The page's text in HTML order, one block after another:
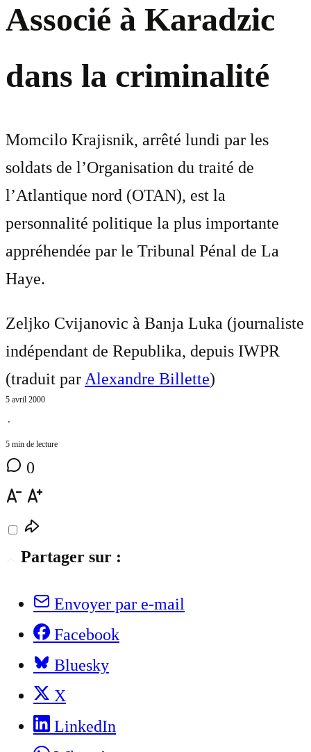
Associé à Karadzic
dans la criminalité
Momcilo Krajisnik, arrêté lundi par les
soldats de l’Organisation du traité de
l’Atlantique nord (OTAN), est la
personnalité politique la plus importante
appréhendée par le Tribunal Pénal de La
Haye.
Zeljko Cvijanovic à Banja Luka (journaliste
indépendant de Republika, depuis IWPR
(traduit parAlexandre Billette)
5 avril 2000
⋅
5 min de lecture
0
Partager sur :
Envoyer par e-mail
Facebook
Bluesky
X
LinkedIn